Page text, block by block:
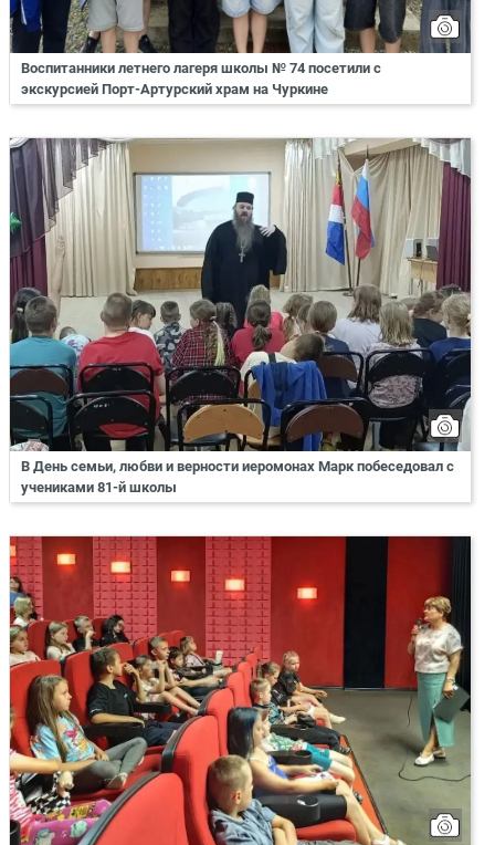
Воспитанники летнего лагеря школы № 74 посетили с
экскурсией Порт-Артурский храм на Чуркине
В День семьи, любви и верности иеромонах Марк побеседовал с
учениками 81-й школы